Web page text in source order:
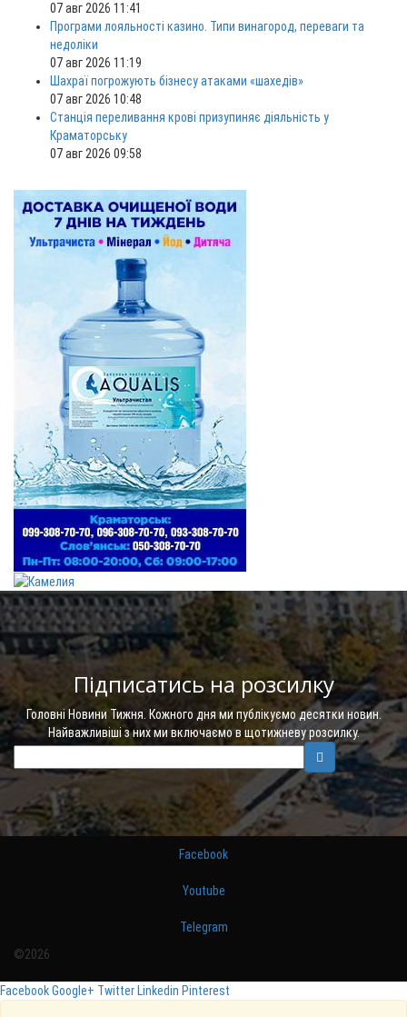
07 авг 2026 11:41
Програми лояльності казино. Типи винагород, переваги та
недоліки
07 авг 2026 11:19
Шахраї погрожують бізнесу атаками «шахедів»
07 авг 2026 10:48
Станція переливання крові призупиняє діяльність у
Краматорську
07 авг 2026 09:58
Підписатись на розсилку
Головні Новини Тижня. Кожного дня ми публікуємо десятки новин.
Найважливіші з них ми включаємо в щотижневу розсилку.
Facebook
Youtube
Telegram
©2026
FacebookGoogle+ Twitter Linkedin Pinterest